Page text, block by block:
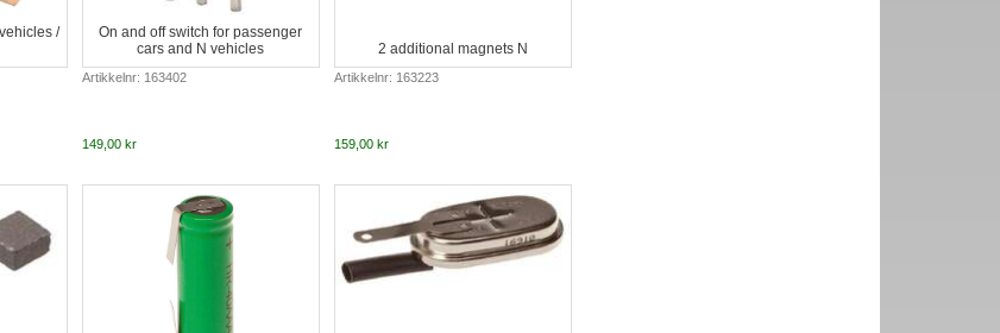
/
On and off switch for passenger
cars and N vehicles
Artikkelnr: 163402
149,00 kr
2 additional magnets N
Artikkelnr: 163223
159,00 kr